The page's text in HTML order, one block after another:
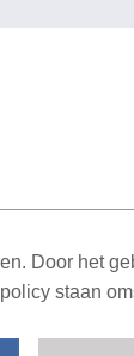
Door het
staan